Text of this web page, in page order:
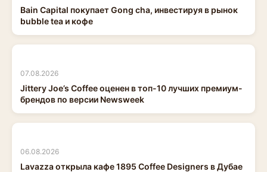
Bain Capital покупает Gong cha, инвестируя в рынок
bubble tea и кофе
07.08.2026
Jittery Joe’s Coffee оценен в топ-10 лучших премиум-
брендов по версии Newsweek
06.08.2026
Lavazza открыла кафе 1895 Coffee Designers в Дубае